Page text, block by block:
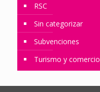
RSC
Sin categorizar
Subvenciones
Turismo y comercio